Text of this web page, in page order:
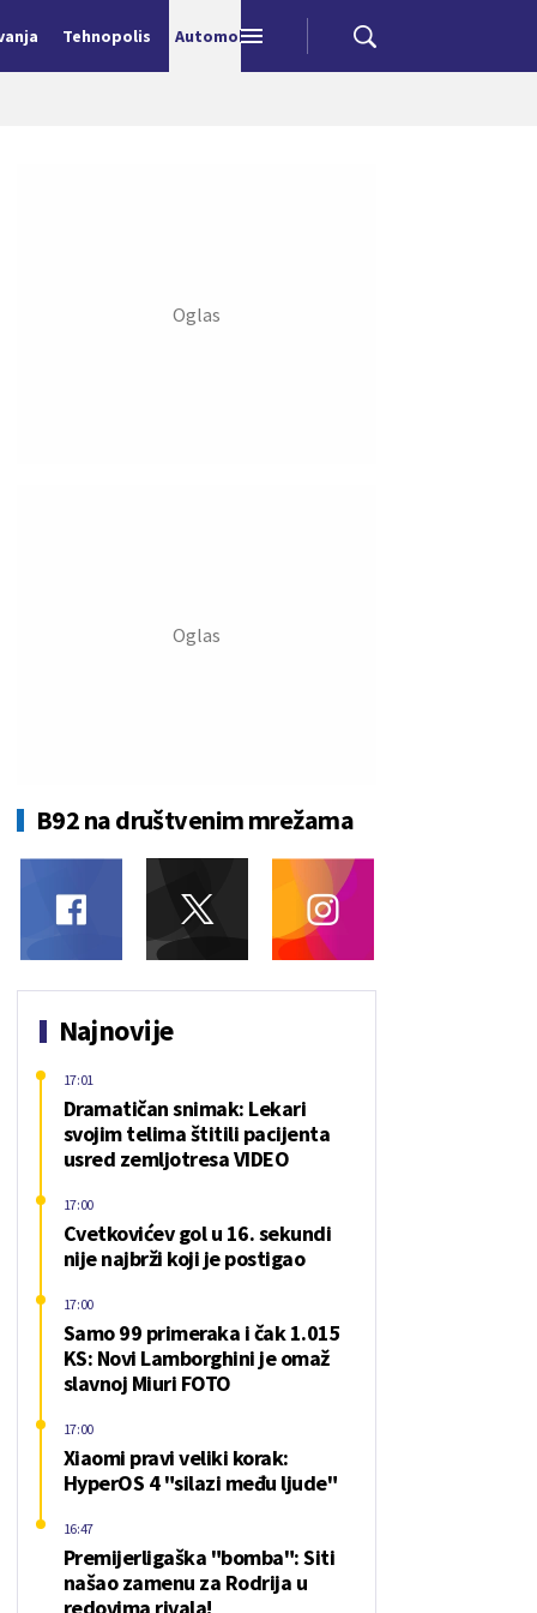
Tehnopolis Automobili
B92 na društvenim mrežama
Najnovije
Dramatičan snimak: Lekari
svojim telima štitili pacijenta
usred zemljotresa VIDEO
17:01
Cvetkovićev gol u 16. sekundi
nije najbrži koji je postigao
17:00
Samo 99 primeraka i čak 1.015
KS: Novi Lamborghini je omaž
slavnoj Miuri FOTO
17:00
Xiaomi pravi veliki korak:
HyperOS 4 "silazi među ljude"
17:00
Premijerligaška "bomba": Siti
našao zamenu za Rodrija u
16:47